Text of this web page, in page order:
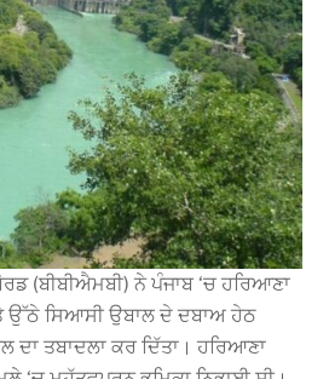
(ਬੀਬੀਐਮਬੀ) ਨੇ ਪੰਜਾਬ ‘ਚ ਹਰਿਆਣਾ
ਉੱਠੇ ਸਿਆਸੀ ਉਬਾਲ ਦੇ ਦਬਾਅ ਹੇਠ
ਦਾ ਤਬਾਦਲਾ ਕਰ ਦਿੱਤਾ। ਹਰਿਆਣਾ